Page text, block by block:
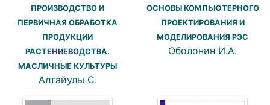
ПРОИЗВОДСТВО И
ПЕРВИЧНАЯ ОБРАБОТКА
ПРОДУКЦИИ
РАСТЕНИЕВОДСТВА.
МАСЛИЧНЫЕ КУЛЬТУРЫ
Алтайулы С.
ОСНОВЫ КОМПЬЮТЕРНОГО
ПРОЕКТИРОВАНИЯ И
МОДЕЛИРОВАНИЯ РЭС
Оболонин И.А.